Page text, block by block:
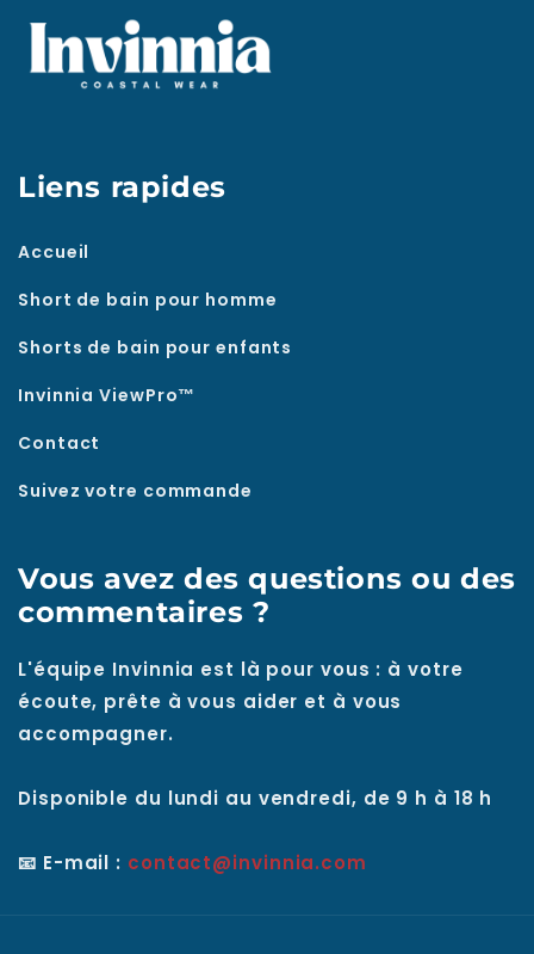
Liens rapides
Accueil
Short de bain pour homme
Shorts de bain pour enfants
Invinnia ViewPro™
Contact
Suivez votre commande
Vous avez des questions ou des
commentaires ?
L'équipe Invinnia est là pour vous : à votre
écoute, prête à vous aider et à vous
accompagner.
Disponible du lundi au vendredi, de 9 h à 18 h
📧 E-mail : contact@invinnia.com